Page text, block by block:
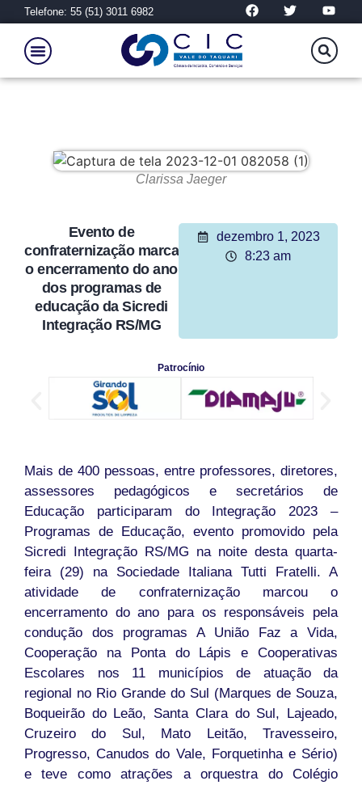
Telefone: 55 (51) 3011 6982
Clarissa Jaeger
Evento de
confraternização marca
o encerramento do ano
dos programas de
educação da Sicredi
Integração RS/MG
dezembro 1, 2023
8:23 am
Patrocínio
Mais de 400 pessoas, entre professores, diretores,
assessores pedagógicos e secretários de
Educação participaram do Integração 2023 –
Programas de Educação, evento promovido pela
Sicredi Integração RS/MG na noite desta quarta-
feira (29) na Sociedade Italiana Tutti Fratelli. A
atividade de confraternização marcou o
encerramento do ano para os responsáveis pela
condução dos programas A União Faz a Vida,
Cooperação na Ponta do Lápis e Cooperativas
Escolares nos 11 municípios de atuação da
regional no Rio Grande do Sul (Marques de Souza,
Boqueirão do Leão, Santa Clara do Sul, Lajeado,
Cruzeiro do Sul, Mato Leitão, Travesseiro,
Progresso, Canudos do Vale, Forquetinha e Sério)
e teve como atrações a orquestra do Colégio